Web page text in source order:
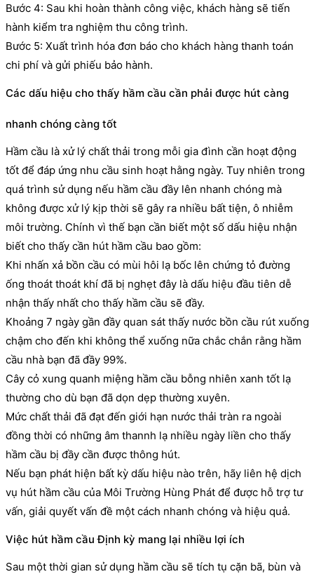
Bước 4: Sau khi hoàn thành công việc, khách hàng sẽ tiến
hành kiểm tra nghiệm thu công trình.
Bước 5: Xuất trình hóa đơn báo cho khách hàng thanh toán
chi phí và gửi phiếu bảo hành.
Các dấu hiệu cho thấy hầm cầu cần phải được hút càng
nhanh chóng càng tốt
Hầm cầu là xử lý chất thải trong mỗi gia đình cần hoạt động
tốt để đáp ứng nhu cầu sinh hoạt hằng ngày. Tuy nhiên trong
quá trình sử dụng nếu hầm cầu đầy lên nhanh chóng mà
không được xử lý kịp thời sẽ gây ra nhiều bất tiện, ô nhiễm
môi trường. Chính vì thế bạn cần biết một số dấu hiệu nhận
biết cho thấy cần hút hầm cầu bao gồm:
Khi nhấn xả bồn cầu có mùi hôi lạ bốc lên chứng tỏ đường
ống thoát thoát khí đã bị nghẹt đây là dấu hiệu đầu tiên dễ
nhận thấy nhất cho thấy hầm cầu sẽ đầy.
Khoảng 7 ngày gần đầy quan sát thấy nước bồn cầu rút xuống
chậm cho đến khi không thể xuống nữa chắc chắn rằng hầm
cầu nhà bạn đã đầy 99%.
Cây cỏ xung quanh miệng hầm cầu bỗng nhiên xanh tốt lạ
thường cho dù bạn đã dọn dẹp thường xuyên.
Mức chất thải đã đạt đến giới hạn nước thải tràn ra ngoài
đồng thời có những âm thannh lạ nhiều ngày liền cho thấy
hầm cầu bị đầy cần được thông hút.
Nếu bạn phát hiện bất kỳ dấu hiệu nào trên, hãy liên hệ dịch
vụ hút hầm cầu của Môi Trường Hùng Phát để được hỗ trợ tư
vấn, giải quyết vấn đề một cách nhanh chóng và hiệu quả.
Việc hút hầm cầu Định kỳ mang lại nhiều lợi ích
Sau một thời gian sử dụng hầm cầu sẽ tích tụ cặn bã, bùn và